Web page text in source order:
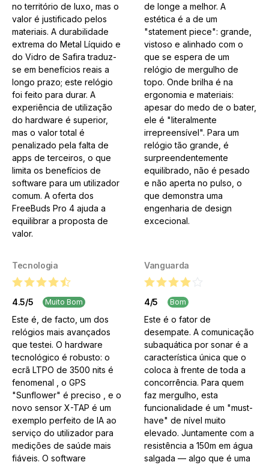
no território de luxo, mas o
valor é justificado pelos
materiais. A durabilidade
extrema do Metal Líquido e
do Vidro de Safira traduz-
se em benefícios reais a
longo prazo; este relógio
foi feito para durar. A
experiência de utilização
do hardware é superior,
mas o valor total é
penalizado pela falta de
apps de terceiros, o que
limita os benefícios de
software para um utilizador
comum. A oferta dos
FreeBuds Pro 4 ajuda a
equilibrar a proposta de
valor.
de longe a melhor. A
estética é a de um
"statement piece": grande,
vistoso e alinhado com o
que se espera de um
relógio de mergulho de
topo. Onde brilha é na
ergonomia e materiais:
apesar do medo de o bater,
ele é "literalmente
irrepreensível". Para um
relógio tão grande, é
surpreendentemente
equilibrado, não é pesado
e não aperta no pulso, o
que demonstra uma
engenharia de design
excecional.
Tecnologia
4.5/5 Muito Bom
Este é, de facto, um dos
relógios mais avançados
que testei. O hardware
tecnológico é robusto: o
ecrã LTPO de 3500 nits é
fenomenal , o GPS
"Sunflower" é preciso , e o
novo sensor X-TAP é um
exemplo perfeito de IA ao
serviço do utilizador para
medições de saúde mais
fiáveis. O software
Vanguarda
4/5 Bom
Este é o fator de
desempate. A comunicação
subaquática por sonar é a
característica única que o
coloca à frente de toda a
concorrência. Para quem
faz mergulho, esta
funcionalidade é um "must-
have" de nível muito
elevado. Juntamente com a
resistência a 150m em água
salgada — algo que é uma